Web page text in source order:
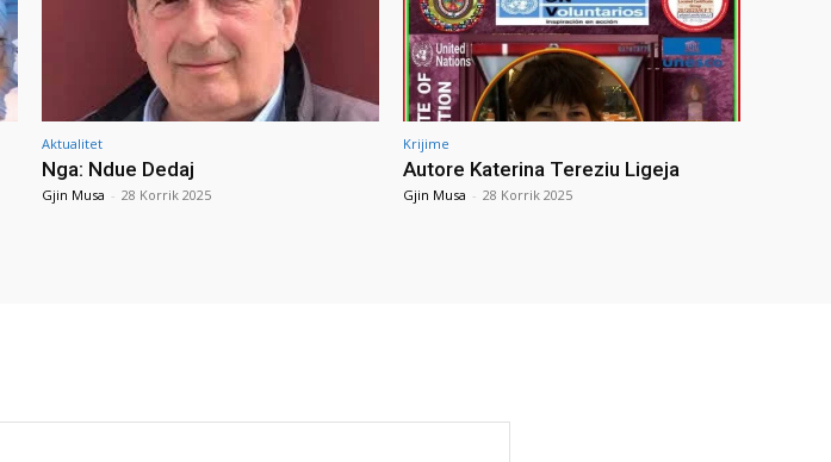
Aktualitet
Nga: Ndue Dedaj
Gjin Musa - 28 Korrik 2025
Krijime
Autore Katerina Tereziu Ligeja
Gjin Musa - 28 Korrik 2025